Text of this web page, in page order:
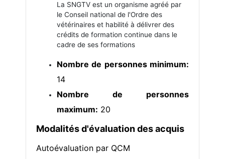
La SNGTV est un organisme agréé par
le Conseil national de l'Ordre des
vétérinaires et habilité à délivrer des
crédits de formation continue dans le
cadre de ses formations
Nombre de personnes minimum:
14
Nombre de personnes
maximum: 20
Modalités d'évaluation des acquis
Autoévaluation par QCM